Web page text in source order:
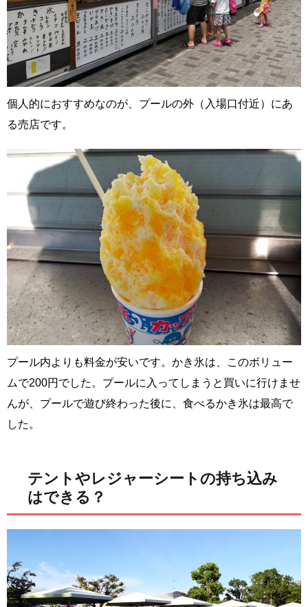
個人的におすすめなのが、プールの外（入場口付近）にあ
る売店です。
プール内よりも料金が安いです。かき氷は、このボリュー
ムで200円でした。プールに入ってしまうと買いに行けませ
んが、プールで遊び終わった後に、食べるかき氷は最高で
した。
テントやレジャーシートの持ち込み
はできる？